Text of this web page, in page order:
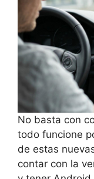
No basta con
todo funcione
de estas
contar con la